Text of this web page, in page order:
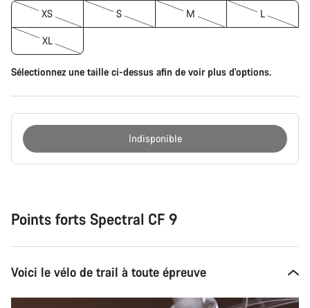
XS S M L
XL
Sélectionnez une taille ci-dessus afin de voir plus d'options.
Indisponible
Points forts Spectral CF 9
Voici le vélo de trail à toute épreuve